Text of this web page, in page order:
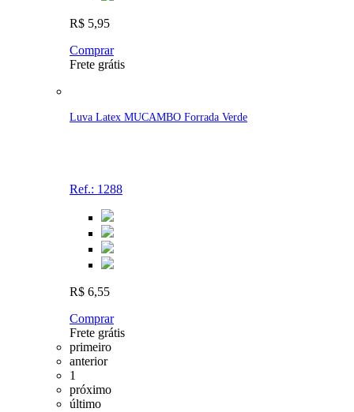
R$ 5,95
Comprar
Frete grátis
Luva Latex MUCAMBO Forrada Verde
Ref.: 1288
R$ 6,55
Comprar
Frete grátis
primeiro
anterior
1
próximo
último